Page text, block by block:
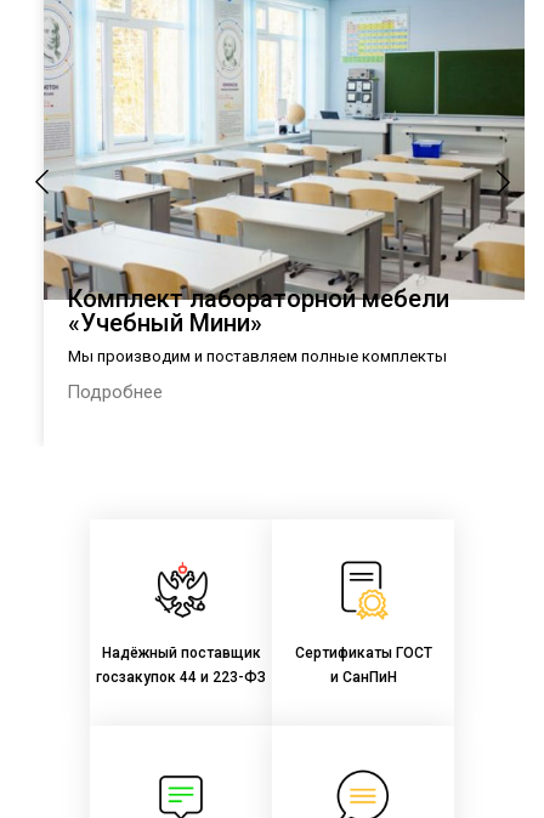
Комплект лабораторной мебели
«Учебный Мини»
Мы производим и поставляем полные комплекты
лабораторной мебели в общеобразовательные организации
Подробнее
Надёжный поставщик
госзакупок 44 и 223-ФЗ
Сертификаты ГОСТ
и СанПиН